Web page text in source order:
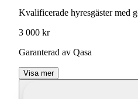
Kvalificerade hyresgäster med
3 000 kr
Garanterad av Qasa
Visa mer